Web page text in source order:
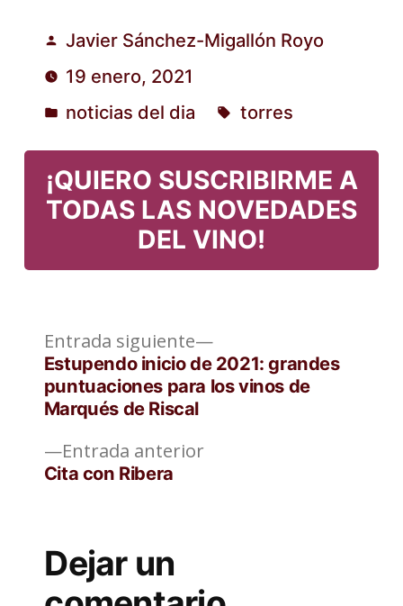
Publicado
por
Javier Sánchez-Migallón Royo
19 enero, 2021
Publicado
en
noticias del dia torres
¡QUIERO SUSCRIBIRME A
TODAS LAS NOVEDADES
DEL VINO!
Navegación
de
entradas
Entrada anteriorEntrada
Cita con Ribera
Entrada siguiente
Entrada
siguiente:
Estupendo inicio de 2021: grandes
puntuaciones para los vinos de
Marqués de Riscal
Dejar un